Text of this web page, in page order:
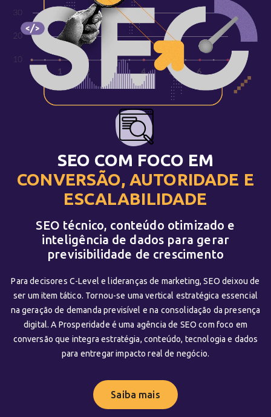
SEO COM FOCO EM
CONVERSÃO, AUTORIDADE E
ESCALABILIDADE
SEO técnico, conteúdo otimizado e
inteligência de dados para gerar
previsibilidade de crescimento
Para decisores C-Level e lideranças de marketing, SEO deixou de
ser um item tático. Tornou-se uma vertical estratégica essencial
na geração de demanda previsível e na consolidação da presença
digital. A Prosperidade é uma agência de SEO com foco em
conversão que integra estratégia, conteúdo, tecnologia e dados
para entregar impacto real de negócio.
Saiba mais